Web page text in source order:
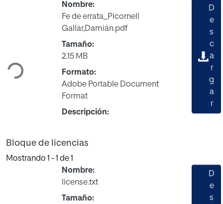
Cargando...
Nombre:
Fe de errata_Picornell
Gallar,Damián.pdf
Tamaño:
2.15 MB
Formato:
Adobe Portable Document
Format
Descripción:
D
e
s
c
a
r
g
a
r
Bloque de licencias
Mostrando 1 - 1 de 1
Nombre:
license.txt
Tamaño:
D
e
s